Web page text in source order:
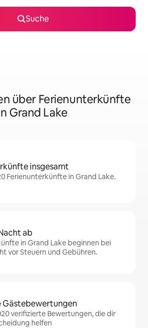
Suche
über Ferienunterkünfte
Grand Lake
insgesamt
Ferienunterkünfte in Grand Lake.
ab
in Grand Lake beginnen bei
vor Steuern und Gebühren.
Gästebewertungen
verifizierte Bewertungen, die dir
helfen